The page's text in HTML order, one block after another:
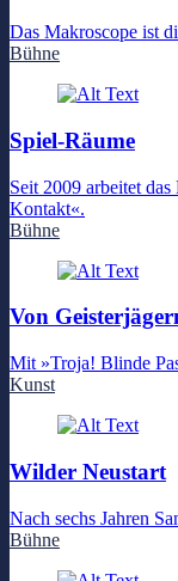
Das Makroscope ist
Bühne
Spiel-Räume
Seit 2009 arbeitet
Kontakt«.
Bühne
Von
Mit »Troja! Blinde
Kunst
Wilder Neustart
Nach sechs Jahren
Bühne